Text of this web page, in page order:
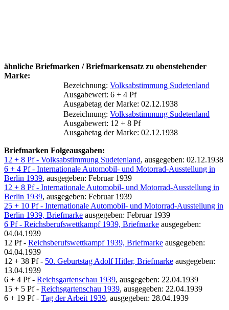
ähnliche Briefmarken / Briefmarkensatz zu obenstehender
Marke:
Bezeichnung: Volksabstimmung Sudetenland
Ausgabewert: 6 + 4 Pf
Ausgabetag der Marke: 02.12.1938
Bezeichnung: Volksabstimmung Sudetenland
Ausgabewert: 12 + 8 Pf
Ausgabetag der Marke: 02.12.1938
Briefmarken Folgeausgaben:
12 + 8 Pf - Volksabstimmung Sudetenland, ausgegeben: 02.12.1938
6 + 4 Pf - Internationale Automobil- und Motorrad-Ausstellung in
Berlin 1939, ausgegeben: Februar 1939
12 + 8 Pf - Internationale Automobil- und Motorrad-Ausstellung in
Berlin 1939, ausgegeben: Februar 1939
25 + 10 Pf - Internationale Automobil- und Motorrad-Ausstellung in
Berlin 1939, Briefmarke ausgegeben: Februar 1939
6 Pf - Reichsberufswettkampf 1939, Briefmarke ausgegeben:
04.04.1939
12 Pf - Reichsberufswettkampf 1939, Briefmarke ausgegeben:
04.04.1939
12 + 38 Pf - 50. Geburtstag Adolf Hitler, Briefmarke ausgegeben:
13.04.1939
6 + 4 Pf - Reichsgartenschau 1939, ausgegeben: 22.04.1939
15 + 5 Pf - Reichsgartenschau 1939, ausgegeben: 22.04.1939
6 + 19 Pf - Tag der Arbeit 1939, ausgegeben: 28.04.1939